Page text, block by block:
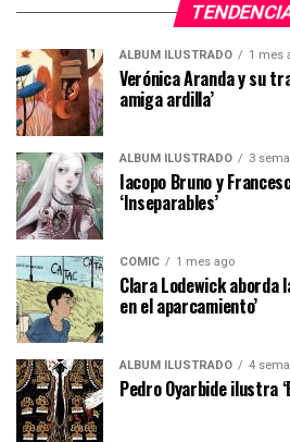
ÁLBUM ILUSTRADO 1 mes
Verónica Aranda y su
amiga ardilla’
ÁLBUM ILUSTRADO 3
Iacopo Bruno y
‘Inseparables’
CÓMIC 1 mes ago
Clara Lodewick aborda
en el aparcamiento’
ÁLBUM ILUSTRADO 4
Pedro Oyarbide ilustra